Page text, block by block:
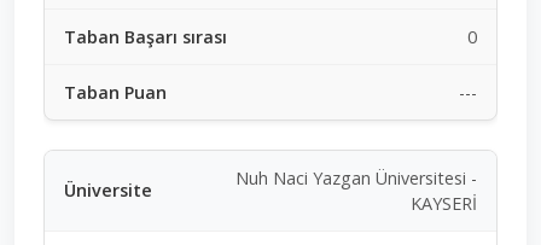
0
---
Nuh Naci Yazgan Üniversitesi -
KAYSERİ